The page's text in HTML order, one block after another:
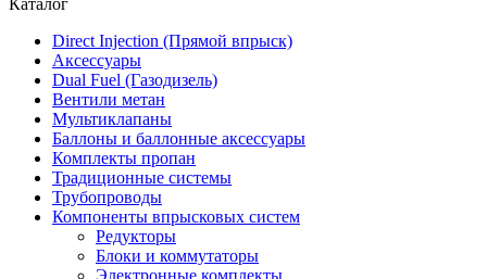
Каталог
Direct Injection (Прямой впрыск)
Аксессуары
Dual Fuel (Газодизель)
Вентили метан
Мультиклапаны
Баллоны и баллонные аксессуары
Комплекты пропан
Традиционные системы
Трубопроводы
Компоненты впрысковых систем
Редукторы
Блоки и коммутаторы
Электронные комплекты